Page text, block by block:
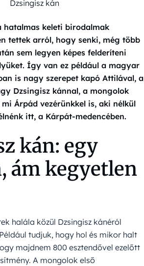
Dzsingisz kán
hatalmas keleti birodalmak
tettek arról, hogy senki, még több
sem legyen képes felderíteni
Így van ez például a magyar
is nagy szerepet kapó Attilával, a
Dzsingisz kánnal, a mongolok
Árpád vezérünkkel is, aki nélkül
itt, a Kárpát-medencében.
kán: egy
ám kegyetlen
halála közül Dzsingisz kánéról
tudjuk, hogy hol és mikor halt
majdnem 800 esztendővel ezelőtt
A mongolok első